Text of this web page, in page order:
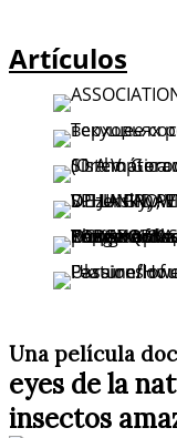
Artículos
Una película
eyes de la
insectos